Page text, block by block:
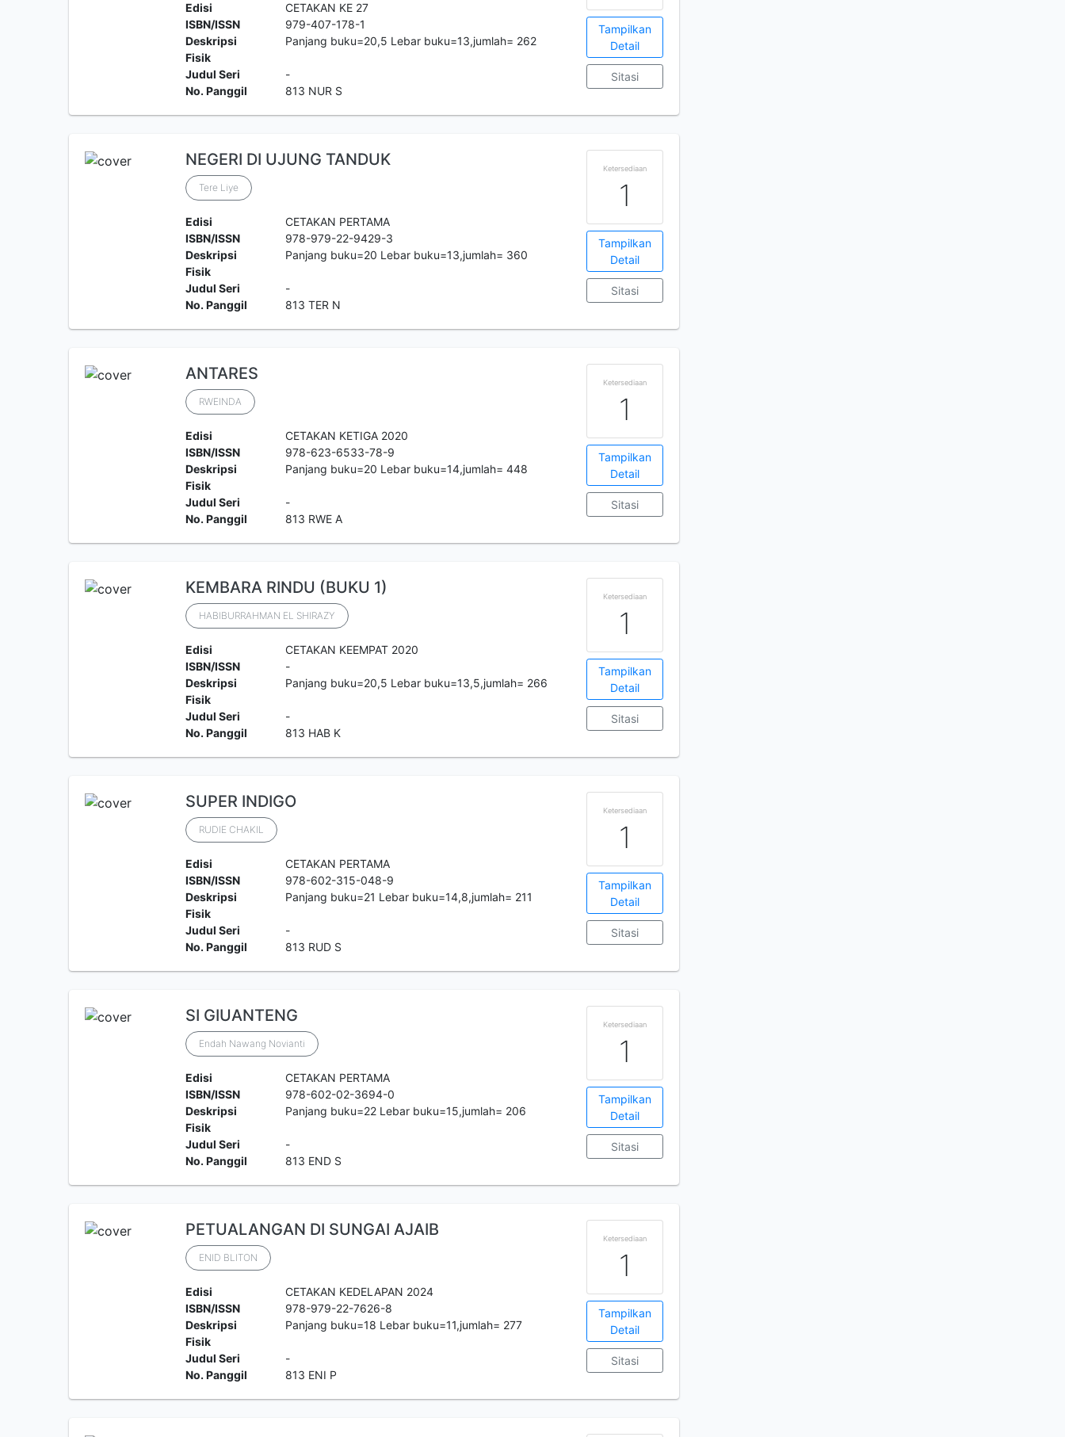
Edisi
CETAKAN KE 27
ISBN/ISSN
979-407-178-1
Deskripsi
Fisik
Panjang buku=20,5 Lebar buku=13,jumlah= 262
Judul Seri
-
No. Panggil
813 NUR S
Tampilkan
Detail
Sitasi
NEGERI DI UJUNG TANDUK
Tere Liye
Edisi
CETAKAN PERTAMA
ISBN/ISSN
978-979-22-9429-3
Deskripsi
Fisik
Panjang buku=20 Lebar buku=13,jumlah= 360
Judul Seri
-
No. Panggil
813 TER N
Ketersediaan
1
Tampilkan
Detail
Sitasi
ANTARES
RWEINDA
Edisi
CETAKAN KETIGA 2020
ISBN/ISSN
978-623-6533-78-9
Deskripsi
Fisik
Panjang buku=20 Lebar buku=14,jumlah= 448
Judul Seri
-
No. Panggil
813 RWE A
Ketersediaan
1
Tampilkan
Detail
Sitasi
KEMBARA RINDU (BUKU 1)
HABIBURRAHMAN EL SHIRAZY
Edisi
CETAKAN KEEMPAT 2020
ISBN/ISSN
-
Deskripsi
Fisik
Panjang buku=20,5 Lebar buku=13,5,jumlah= 266
Judul Seri
-
No. Panggil
813 HAB K
Ketersediaan
1
Tampilkan
Detail
Sitasi
SUPER INDIGO
RUDIE CHAKIL
Edisi
CETAKAN PERTAMA
ISBN/ISSN
978-602-315-048-9
Deskripsi
Fisik
Panjang buku=21 Lebar buku=14,8,jumlah= 211
Judul Seri
-
No. Panggil
813 RUD S
Ketersediaan
1
Tampilkan
Detail
Sitasi
SI GIUANTENG
Endah Nawang Novianti
Edisi
CETAKAN PERTAMA
ISBN/ISSN
978-602-02-3694-0
Deskripsi
Fisik
Panjang buku=22 Lebar buku=15,jumlah= 206
Judul Seri
-
No. Panggil
813 END S
Ketersediaan
1
Tampilkan
Detail
Sitasi
PETUALANGAN DI SUNGAI AJAIB
ENID BLITON
Edisi
CETAKAN KEDELAPAN 2024
ISBN/ISSN
978-979-22-7626-8
Deskripsi
Fisik
Panjang buku=18 Lebar buku=11,jumlah= 277
Judul Seri
-
No. Panggil
813 ENI P
Ketersediaan
1
Tampilkan
Detail
Sitasi